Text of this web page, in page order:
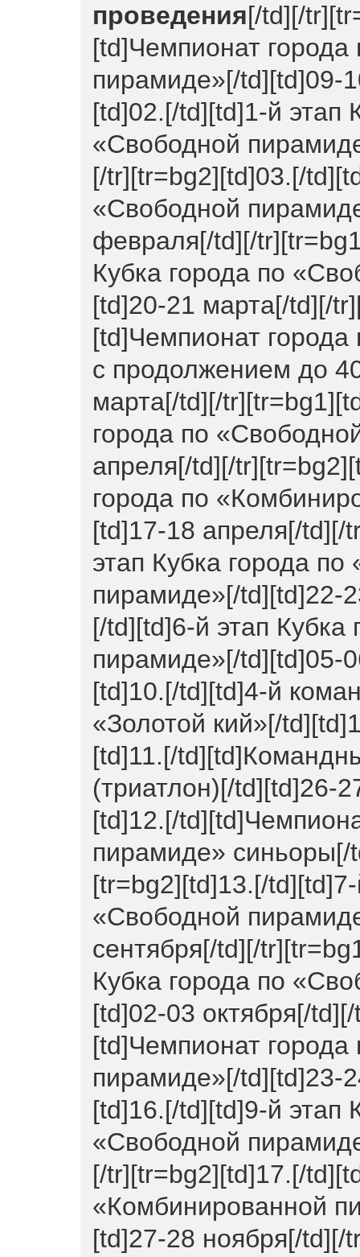
проведения[/td][/
[td]Чемпионат
пирамиде»[/td][td]09-
[td]02.[/td][td]1-й этап
«Свободной
[/tr][tr=bg2][td]03.[/
«Свободной
февраля[/td][/
Кубка города по
[td]20-21 марта[/td][/
[td]Чемпионат
с продолжением до
марта[/td][/
города по
апреля[/td][/
города по
[td]17-18 апреля[/td][/
этап Кубка города
пирамиде»[/td][td]22-
[/td][td]6-й этап
пирамиде»[/td][td]05-
[td]10.[/td][td]4-й
«Золотой кий»[/
[td]11.[/
(триатлон)[/td][td]26-
[td]12.[/
пирамиде» синьоры[/
[tr=bg2][td]13.[/
«Свободной
сентября[/td][/
Кубка города по
[td]02-03 октября[/
[td]Чемпионат города
пирамиде»[/td][td]23-
[td]16.[/td][td]9-й этап
«Свободной
[/tr][tr=bg2][td]17.[/
«Комбинированной
[td]27-28 ноября[/td][/